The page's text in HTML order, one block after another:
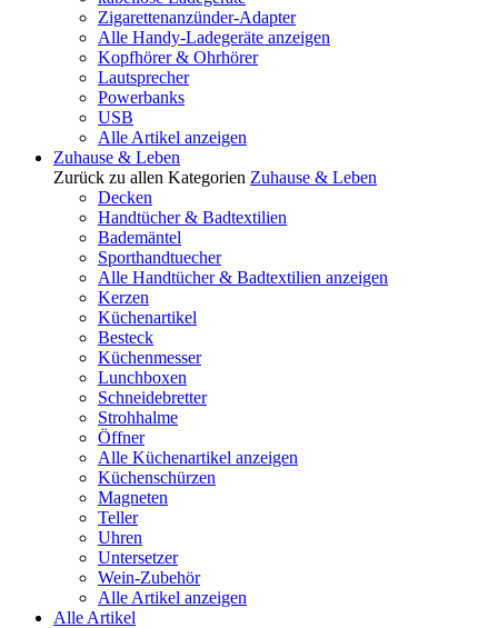
Zigarettenanzünder-Adapter
Alle Handy-Ladegeräte anzeigen
Kopfhörer & Ohrhörer
Lautsprecher
Powerbanks
USB
Alle Artikel anzeigen
Zuhause & Leben
Zurück zu allen Kategorien Zuhause & Leben
Decken
Handtücher & Badtextilien
Bademäntel
Sporthandtuecher
Alle Handtücher & Badtextilien anzeigen
Kerzen
Küchenartikel
Besteck
Küchenmesser
Lunchboxen
Schneidebretter
Strohhalme
Öffner
Alle Küchenartikel anzeigen
Küchenschürzen
Magneten
Teller
Uhren
Untersetzer
Wein-Zubehör
Alle Artikel anzeigen
Alle Artikel